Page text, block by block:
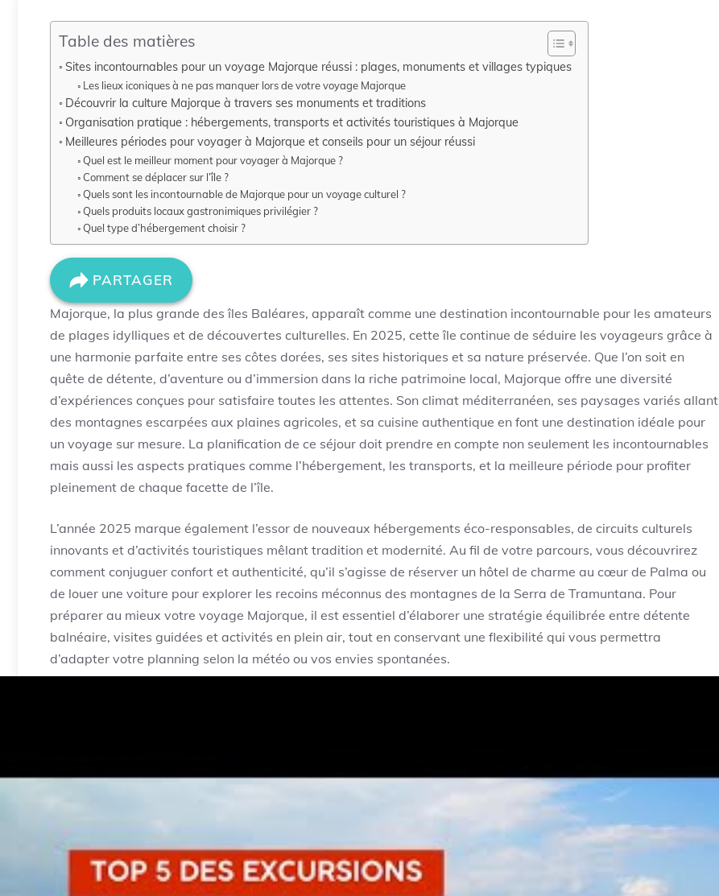
Table des matières
Sites incontournables pour un voyage Majorque réussi : plages, monuments et villages typiques
Les lieux iconiques à ne pas manquer lors de votre voyage Majorque
Découvrir la culture Majorque à travers ses monuments et traditions
Organisation pratique : hébergements, transports et activités touristiques à Majorque
Meilleures périodes pour voyager à Majorque et conseils pour un séjour réussi
Quel est le meilleur moment pour voyager à Majorque ?
Comment se déplacer sur l’île ?
Quels sont les incontournable de Majorque pour un voyage culturel ?
Quels produits locaux gastronimiques privilégier ?
Quel type d’hébergement choisir ?
PARTAGER
Majorque, la plus grande des îles Baléares, apparaît comme une destination incontournable pour les amateurs
de plages idylliques et de découvertes culturelles. En 2025, cette île continue de séduire les voyageurs grâce à
une harmonie parfaite entre ses côtes dorées, ses sites historiques et sa nature préservée. Que l’on soit en
quête de détente, d’aventure ou d’immersion dans la riche patrimoine local, Majorque offre une diversité
d’expériences conçues pour satisfaire toutes les attentes. Son climat méditerranéen, ses paysages variés allant
des montagnes escarpées aux plaines agricoles, et sa cuisine authentique en font une destination idéale pour
un voyage sur mesure. La planification de ce séjour doit prendre en compte non seulement les incontournables
mais aussi les aspects pratiques comme l’hébergement, les transports, et la meilleure période pour profiter
pleinement de chaque facette de l’île.
L’année 2025 marque également l’essor de nouveaux hébergements éco-responsables, de circuits culturels
innovants et d’activités touristiques mêlant tradition et modernité. Au fil de votre parcours, vous découvrirez
comment conjuguer confort et authenticité, qu’il s’agisse de réserver un hôtel de charme au cœur de Palma ou
de louer une voiture pour explorer les recoins méconnus des montagnes de la Serra de Tramuntana. Pour
préparer au mieux votre voyage Majorque, il est essentiel d’élaborer une stratégie équilibrée entre détente
balnéaire, visites guidées et activités en plein air, tout en conservant une flexibilité qui vous permettra
d’adapter votre planning selon la météo ou vos envies spontanées.
Majorque regorge de sites emblématiques qui font toute la richesse de son patrimoine touristique. Parmi ceux-
ci, les plages figurent en première ligne, synonymes de détente et de paysages spectaculaires. La plage de Es
Trenc, par exemple, est mondialement célèbre pour son sable blanc fin et ses eaux turquoise, offrant une
expérience balnéaire incomparable. À proximité, l’île abrite également des criques secrètes comme celles de
Cala Deià ou Cala Mesquida, accessibles à pied ou par bateau, permettant aux amoureux de nature de
s’immerger dans des environnements préservés. Un voyage Majorque sans exploration de ses monuments